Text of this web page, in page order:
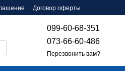
Договор оферты
099-60-68-351
073-66-60-486
Перезвонить вам?